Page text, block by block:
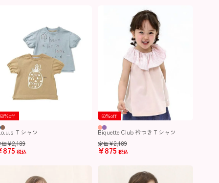
60％off
Ｔシャツ
価¥2,189
875 税込
60％off
Biquette Club 衿つきＴシャツ
定価¥2,189
¥875 税込